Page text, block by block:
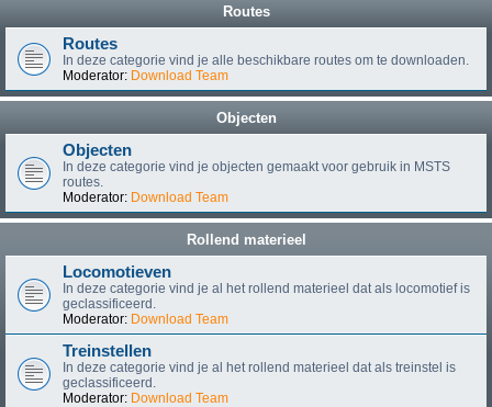
Routes
Routes
In deze categorie vind je alle beschikbare routes om te downloaden.
Moderator: Download Team
Objecten
Objecten
In deze categorie vind je objecten gemaakt voor gebruik in MSTS
routes.
Moderator: Download Team
Rollend materieel
Locomotieven
In deze categorie vind je al het rollend materieel dat als locomotief is
geclassificeerd.
Moderator: Download Team
Treinstellen
In deze categorie vind je al het rollend materieel dat als treinstel is
geclassificeerd.
Moderator: Download Team